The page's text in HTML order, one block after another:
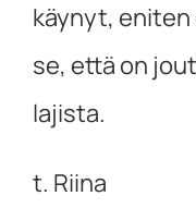
käynyt,
se, että on
lajista.
t. Riina